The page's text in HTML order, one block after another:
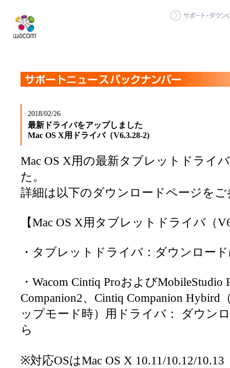
2018/02/26
最新ドライバをアップしました
Mac OS X用ドライバ（V6.3.28-2)
Mac OS X用の最新タブレットドライ
た。
詳細は以下のダウンロードページを
【Mac OS X用タブレットドライバ（
・タブレットドライバ：ダウンロー
・Wacom Cintiq ProおよびMobileStudio
Companion2、Cintiq Companion
ップモード時）用ドライバ： ダウン
ら
※対応OSはMac OS X 10.11/10.12/